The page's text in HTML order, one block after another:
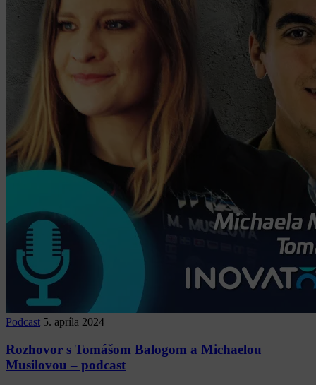
Podcast 5. apríla 2024
Rozhovor s Tomášom Balogom a Michaelou
Musilovou – podcast